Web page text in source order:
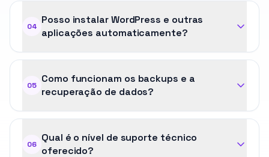
04
Posso instalar WordPress e outras
aplicações automaticamente?
05
Como funcionam os backups e a
recuperação de dados?
06
Qual é o nível de suporte técnico
oferecido?